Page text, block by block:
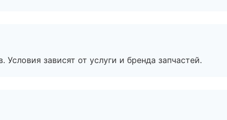
зависят от услуги и бренда запчастей.